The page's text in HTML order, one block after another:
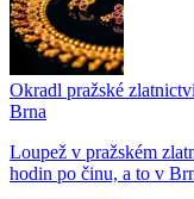
Okradl pražské
Brna
Loupež v pražském
hodin po činu, a to v